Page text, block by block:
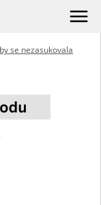
se nezasukovala